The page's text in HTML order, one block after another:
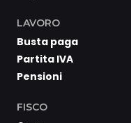
LAVORO
Busta paga
Partita IVA
Pensioni
FISCO